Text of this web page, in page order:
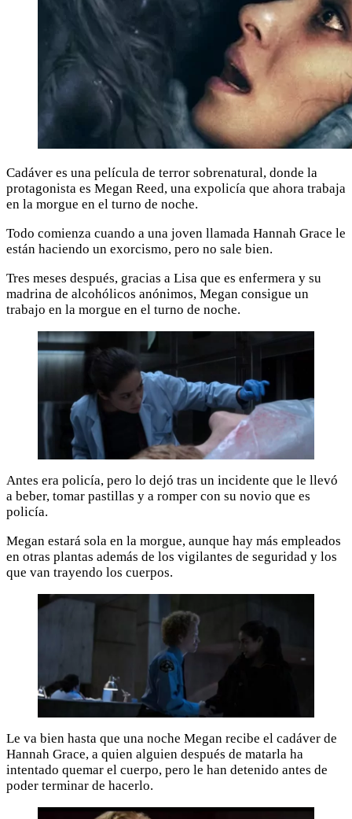
Cadáver es una película de terror sobrenatural, donde la
protagonista es Megan Reed, una expolicía que ahora trabaja
en la morgue en el turno de noche.
Todo comienza cuando a una joven llamada Hannah Grace le
están haciendo un exorcismo, pero no sale bien.
Tres meses después, gracias a Lisa que es enfermera y su
madrina de alcohólicos anónimos, Megan consigue un
trabajo en la morgue en el turno de noche.
Antes era policía, pero lo dejó tras un incidente que le llevó
a beber, tomar pastillas y a romper con su novio que es
policía.
Megan estará sola en la morgue, aunque hay más empleados
en otras plantas además de los vigilantes de seguridad y los
que van trayendo los cuerpos.
Le va bien hasta que una noche Megan recibe el cadáver de
Hannah Grace, a quien alguien después de matarla ha
intentado quemar el cuerpo, pero le han detenido antes de
poder terminar de hacerlo.